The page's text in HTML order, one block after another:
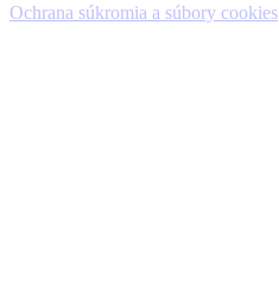
Ochrana súkromia a súbory cookies